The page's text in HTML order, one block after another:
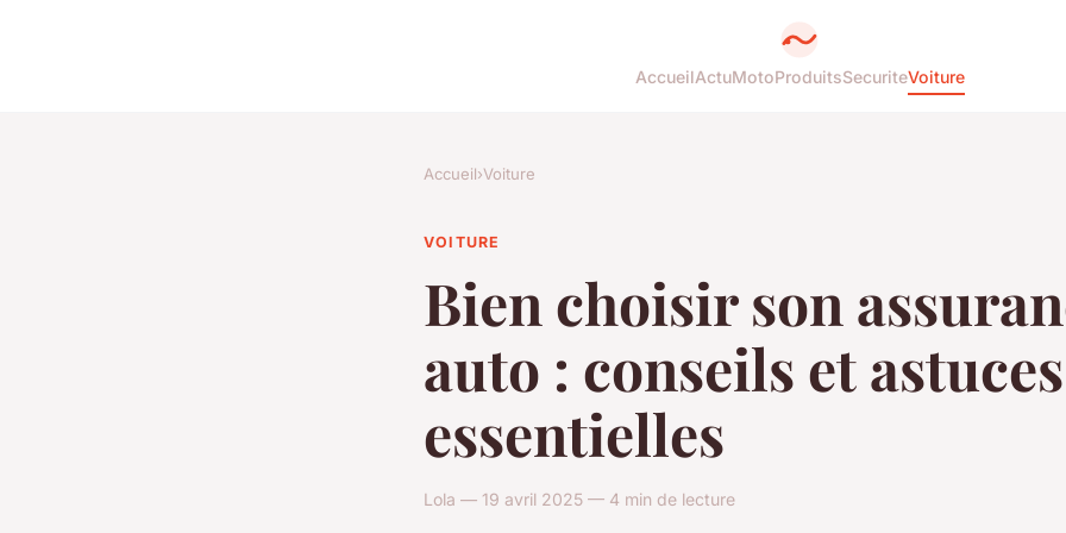
AccueilActuMotoProduitsSecuriteVoiture
Accueil›Voiture
VOITURE
Bien choisir son
auto : conseils et astuces
essentielles
Lola — 19 avril 2025 — 4 min de lecture